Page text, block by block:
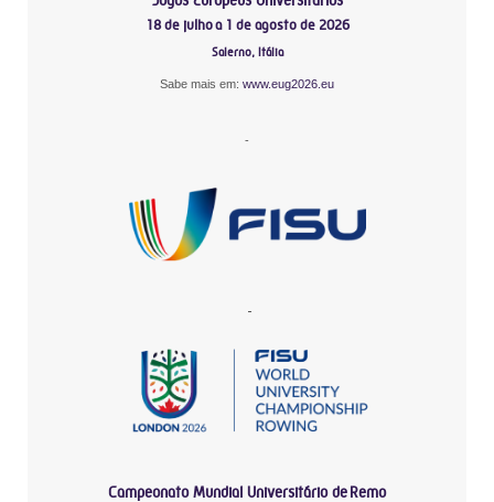
18 de julho a 1 de agosto de 2026
Salerno, Itália
Sabe mais em: www.eug2026.eu
-
-
Campeonato Mundial Universitário de Remo